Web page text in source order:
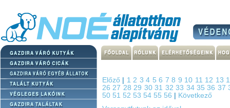
Előző 12 34 56 78 9 10 11 12 13
2627 2829 3031 3233 34 3536 37
50 51 52 53 54 55 56
Következő